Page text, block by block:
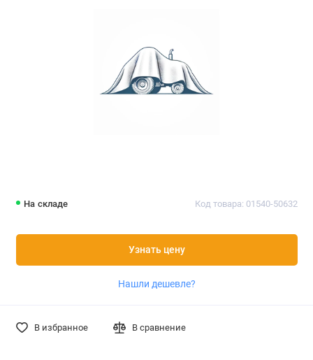
На складе Код товара: 01540-50632
Узнать цену
Нашли дешевле?
В избранное В сравнение